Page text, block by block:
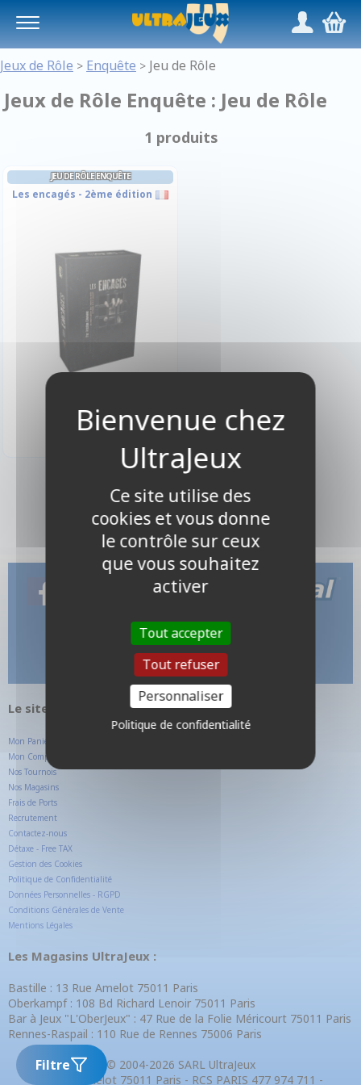
/,
Jeux de Rôle > Enquête > Jeu de Rôle
Jeux de Rôle Enquête : Jeu de Rôle
1 produits
Filtre
JEU DE RÔLE ENQUÊTE
Les encagés - 2ème édition
Disponible
1 produits
Le site internet UltraJeux.com
Mon Panier
Mon Compte Client
Nos Tournois
Nos Magasins
Frais de Ports
Recrutement
Contactez-nous
Détaxe - Free TAX
Gestion des Cookies
Politique de Confidentialité
Données Personnelles - RGPD
Conditions Générales de Vente
Mentions Légales
Les Magasins UltraJeux :
Bastille : 13 Rue Amelot 75011 Paris
Oberkampf : 108 Bd Richard Lenoir 75011 Paris
Bar à Jeux "L'OberJeux" : 47 Rue de la Folie Méricourt 75011 Paris
Rennes-Raspail : 110 Rue de Rennes 75006 Paris
© 2004-2026 SARL UltraJeux
13 Rue Amelot 75011 Paris - RCS PARIS 477 974 711 -
Ce site utilise des
cookies et vous donne
le contrôle sur ceux
que vous souhaitez
activer
Tout accepter
Tout refuser
Personnaliser
Politique de confidentialité